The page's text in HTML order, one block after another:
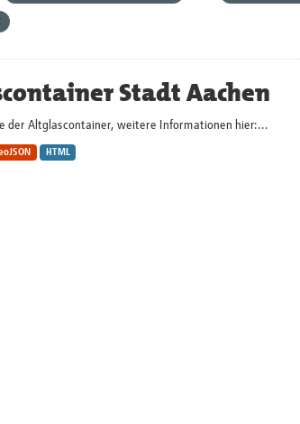
Stadt Aachen
der Altglascontainer, weitere Informationen hier:...
HTML